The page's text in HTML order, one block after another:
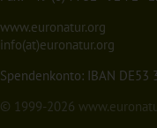
www.euronatur.org
info(at)euronatur.org
Spendenkonto: IBAN
© 1999-2026